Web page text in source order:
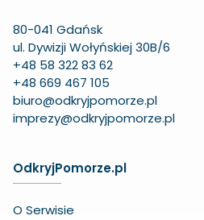
80-041 Gdańsk
ul. Dywizji Wołyńskiej 30B/6
+48 58 322 83 62
+48 669 467 105
biuro@odkryjpomorze.pl
imprezy@odkryjpomorze.pl
OdkryjPomorze.pl
O Serwisie